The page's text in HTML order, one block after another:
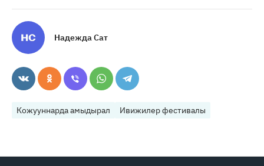
Надежда Сат
Кожууннарда амыдырал Ивижилер фестивалы